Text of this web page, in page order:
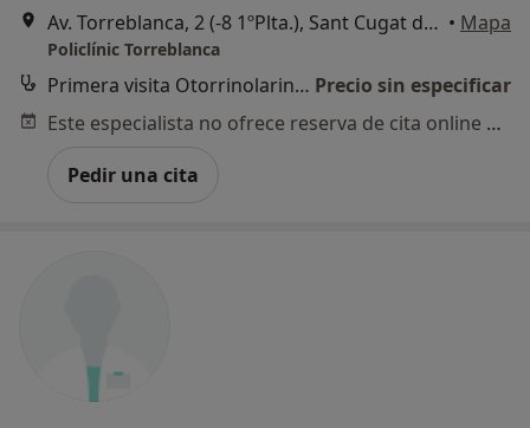
Av. Torreblanca, 2 (-8 1ºPlta.), Sant Cugat del Vallès • Mapa
Policlínic Torreblanca
Primera visita Otorrinolaringología Precio sin especificar
Este especialista no ofrece reserva de cita online en esta dirección.
Pedir una cita